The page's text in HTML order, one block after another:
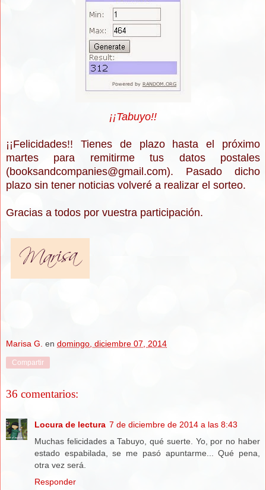
¡¡Tabuyo!!
¡¡Felicidades!! Tienes de plazo hasta el próximo
martes para remitirme tus datos postales
(booksandcompanies@gmail.com). Pasado dicho
plazo sin tener noticias volveré a realizar el sorteo.
Gracias a todos por vuestra participación.
Marisa G. en domingo, diciembre 07, 2014
Compartir
36 comentarios:
Locura de lectura 7 de diciembre de 2014 a las 8:43
Muchas felicidades a Tabuyo, qué suerte. Yo, por no haber
estado espabilada, se me pasó apuntarme... Qué pena,
otra vez será.
Responder